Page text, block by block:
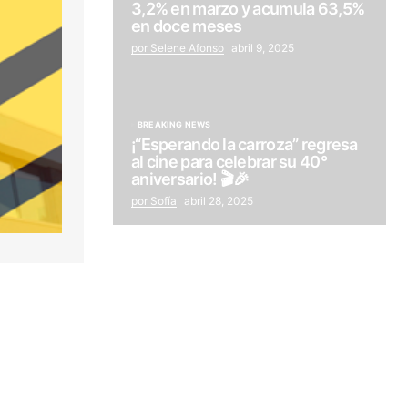
3,2% en marzo y acumula 63,5%
en doce meses
por Selene Afonso abril 9, 2025
BREAKING NEWS
¡“Esperando la carroza” regresa
al cine para celebrar su 40°
aniversario! 🎬🎉
por Sofía abril 28, 2025